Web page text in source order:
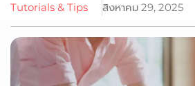
Tutorials & Tips สิงหาคม 29, 2025